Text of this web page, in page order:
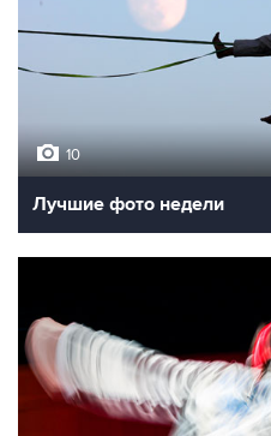
10
Лучшие фото недели